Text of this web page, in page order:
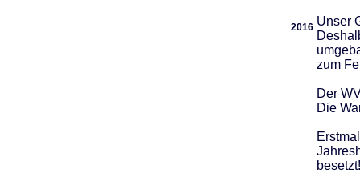
2016 Unser
zum
Der
Die
besetzt!